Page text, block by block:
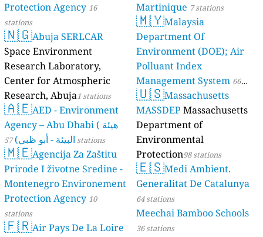
Protection Agency 16
stations
🇳🇬Abuja SERLCAR
Space Environment
Research Laboratory,
Center for Atmospheric
Research, Abuja1 stations
🇦🇪AED - Environment
Agency – Abu Dhabi ( هيئة
البيئة - أبو ظبي) 57 stations
🇲🇪Agencija Za Zaštitu
Prirode I životne Sredine -
Montenegro Environement
Protection Agency 10
stations
🇫🇷Air Pays De La Loire
Martinique 7 stations
🇲🇾Malaysia
Department Of
Environment (DOE); Air
Polluant Index
Management System 66
stations
🇺🇸Massachusetts
MASSDEP Massachusetts
Department of
Environmental
Protection98 stations
🇪🇸Medi Ambient.
Generalitat De Catalunya
64 stations
Meechai Bamboo Schools
36 stations